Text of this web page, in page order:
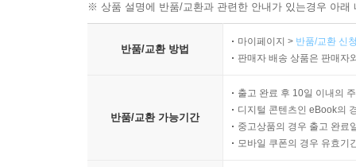
※ 상품 설명에 반품/교환과 관련한 안내가 있는경우 아
반품/교환 방법
마이페이지 > 반품/교환 신
판매자 배송 상품은 판매자
반품/교환 가능기간
출고 완료 후 10일 이내의
디지털 콘텐츠인 eBook의
중고상품의 경우 출고 완료
모바일 쿠폰의 경우 유효기